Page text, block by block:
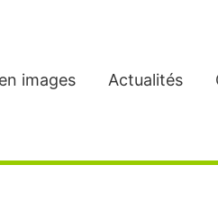
images
Actualités